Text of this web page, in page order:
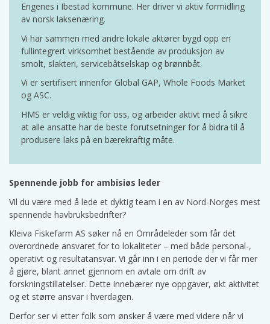
Engenes i Ibestad kommune. Her driver vi aktiv formidling
av norsk laksenæring.
Vi har sammen med andre lokale aktører bygd opp en
fullintegrert virksomhet bestående av produksjon av
smolt, slakteri, servicebåtselskap og brønnbåt.
Vi er sertifisert innenfor Global GAP, Whole Foods Market
og ASC.
HMS er veldig viktig for oss, og arbeider aktivt med å sikre
at alle ansatte har de beste forutsetninger for å bidra til å
produsere laks på en bærekraftig måte.
Spennende jobb for ambisiøs leder
Vil du være med å lede et dyktig team i en av Nord-Norges mest
spennende havbruksbedrifter?
Kleiva Fiskefarm AS søker nå en Områdeleder som får det
overordnede ansvaret for to lokaliteter – med både personal-,
operativt og resultatansvar. Vi går inn i en periode der vi får mer
å gjøre, blant annet gjennom en avtale om drift av
forskningstillatelser. Dette innebærer nye oppgaver, økt aktivitet
og et større ansvar i hverdagen.
Derfor ser vi etter folk som ønsker å være med videre når vi